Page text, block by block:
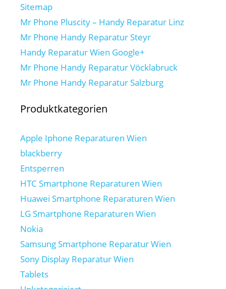
Sitemap
Mr Phone Pluscity – Handy Reparatur Linz
Mr Phone Handy Reparatur Steyr
Handy Reparatur Wien Google+
Mr Phone Handy Reparatur Vöcklabruck
Mr Phone Handy Reparatur Salzburg
Produktkategorien
Apple Iphone Reparaturen Wien
blackberry
Entsperren
HTC Smartphone Reparaturen Wien
Huawei Smartphone Reparaturen Wien
LG Smartphone Reparaturen Wien
Nokia
Samsung Smartphone Reparatur Wien
Sony Display Reparatur Wien
Tablets